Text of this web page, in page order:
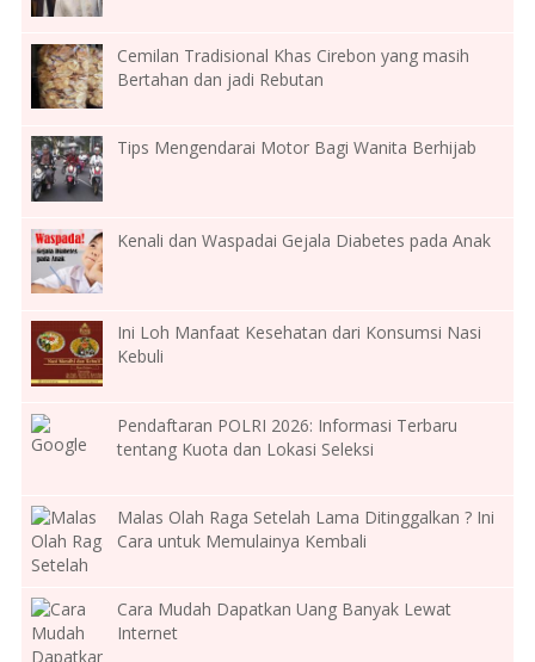
Cemilan Tradisional Khas Cirebon yang masih
Bertahan dan jadi Rebutan
Tips Mengendarai Motor Bagi Wanita Berhijab
Kenali dan Waspadai Gejala Diabetes pada Anak
Ini Loh Manfaat Kesehatan dari Konsumsi Nasi
Kebuli
Pendaftaran POLRI 2026: Informasi Terbaru
tentang Kuota dan Lokasi Seleksi
Malas Olah Raga Setelah Lama Ditinggalkan ? Ini
Cara untuk Memulainya Kembali
Cara Mudah Dapatkan Uang Banyak Lewat
Internet